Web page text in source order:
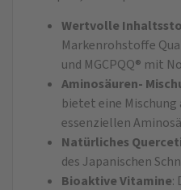
Wertvolle
Markenrohstoffe
und MGCPQQ® mit
Aminosäuren-
bietet eine
essenziellen
Natürliches
des Japanischen
Bioaktive Vitamine: